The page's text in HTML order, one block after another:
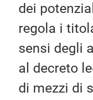
dei
regola i
sensi degli
al decreto
di mezzi di